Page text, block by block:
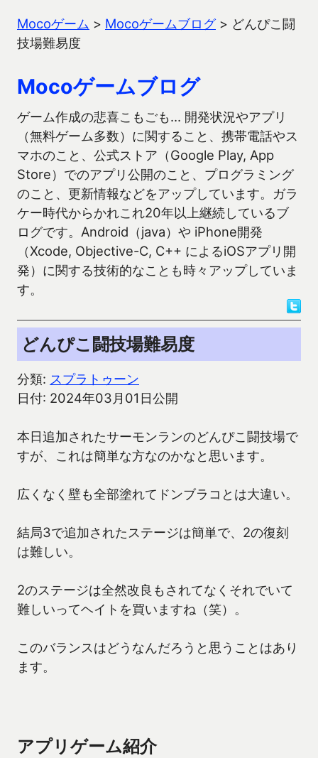
Mocoゲーム > Mocoゲームブログ> どんぴこ闘
技場難易度
Mocoゲームブログ
ゲーム作成の悲喜こもごも… 開発状況やアプリ
（無料ゲーム多数）に関すること、携帯電話やス
マホのこと、公式ストア（Google Play, App
Store）でのアプリ公開のこと、プログラミング
のこと、更新情報などをアップしています。ガラ
ケー時代からかれこれ20年以上継続しているブ
ログです。Android（java）や iPhone開発
（Xcode, Objective-C, C++ によるiOSアプリ開
発）に関する技術的なことも時々アップしていま
す。
どんぴこ闘技場難易度
分類: スプラトゥーン
日付: 2024年03月01日公開
本日追加されたサーモンランのどんぴこ闘技場で
すが、これは簡単な方なのかなと思います。
広くなく壁も全部塗れてドンブラコとは大違い。
結局3で追加されたステージは簡単で、2の復刻
は難しい。
2のステージは全然改良もされてなくそれでいて
難しいってヘイトを買いますね（笑）。
このバランスはどうなんだろうと思うことはあり
ます。
アプリゲーム紹介